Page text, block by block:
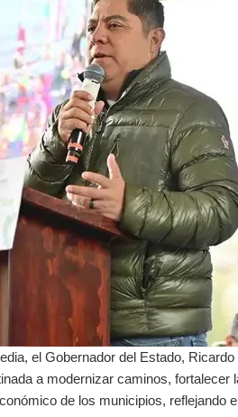
el Gobernador del Estado,
a modernizar caminos,
de los municipios, reflejando